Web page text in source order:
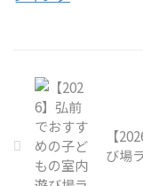
【
び場